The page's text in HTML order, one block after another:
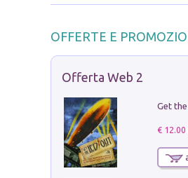
OFFERTE E
Offerta Web 2
€ 12.00